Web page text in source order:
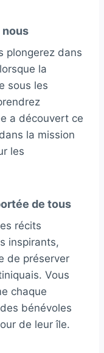
nous
plongerez dans
la
sous les
a découvert ce
la mission
les
de tous
récits
inspirants,
de préserver
Vous
chaque
bénévoles
de leur île.